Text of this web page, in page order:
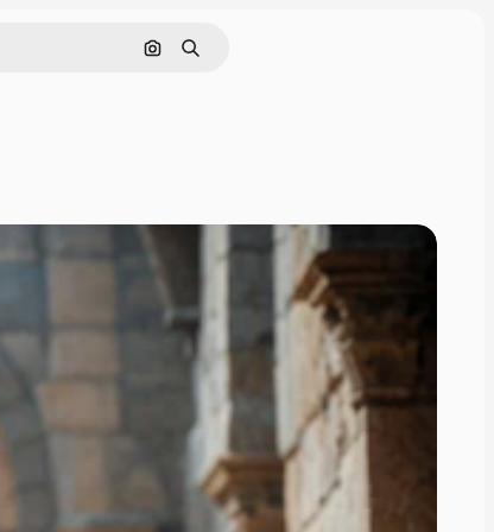
Pesquisar por imagem
Buscar